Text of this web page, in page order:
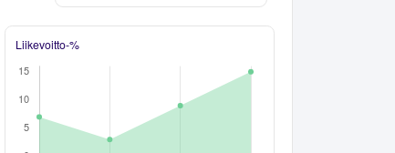
Liikevoitto-%